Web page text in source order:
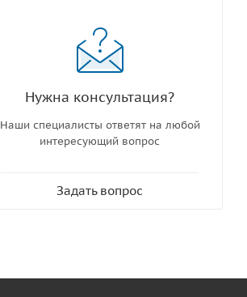
Нужна консультация?
Наши специалисты ответят на любой
интересующий вопрос
Задать вопрос